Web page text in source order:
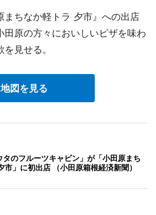
ちなか軽トラ 夕市』への出店
田原の方々においしいピザを味わ
見せる。
地図を見る
タのフルーツキャビン」が「小田原まち
市」に初出店 （小田原箱根経済新聞）